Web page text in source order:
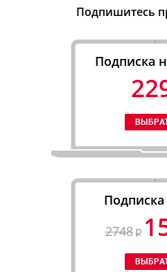
Подпишитесь
Подписка
Подписка
2748